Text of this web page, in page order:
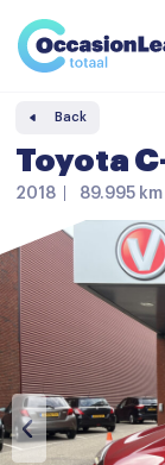
Business
News and tips
Frequently
Comparator
Back
Toyota
2018 89.995 km